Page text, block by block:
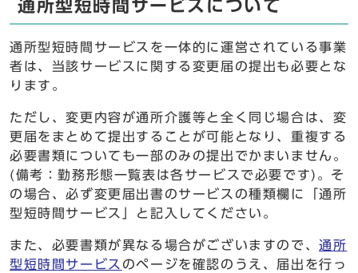
通所型短時間サービスについて
通所型短時間サービスを一体的に運営されている事業
者は、当該サービスに関する変更届の提出も必要とな
ります。
ただし、変更内容が通所介護等と全く同じ場合は、変
更届をまとめて提出することが可能となり、重複する
必要書類についても一部のみの提出でかまいません。
(備考：勤務形態一覧表は各サービスで必要です)。そ
の場合、必ず変更届出書のサービスの種類欄に「通所
型短時間サービス」と記入してください。
また、必要書類が異なる場合がございますので、通所
型短時間サービス のページを確認のうえ、届出を行っ